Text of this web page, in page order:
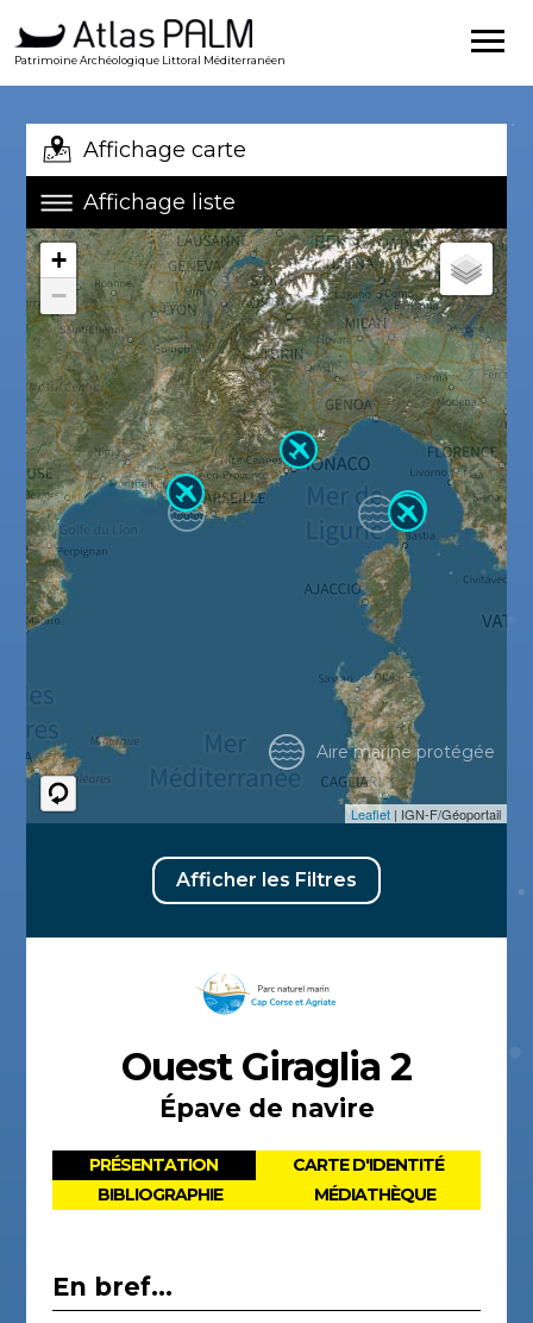
Patrimoine Archéologique Littoral Méditerranéen
Affichage carte
Affichage liste
+
−
Leaflet | IGN-F/Géoportail
Aire marine protégée
Afficher les Filtres
Ouest Giraglia 2
Épave de navire
PRÉSENTATION
CARTE D'IDENTITÉ
BIBLIOGRAPHIE
MÉDIATHÈQUE
En bref...